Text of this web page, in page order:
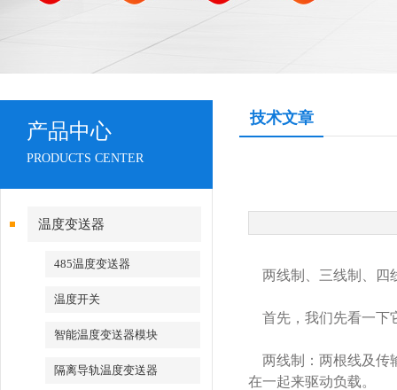
产品中心
PRODUCTS CENTER
温度变送器
485温度变送器
温度开关
智能温度变送器模块
隔离导轨温度变送器
技术文章
两线制、三线制、四
首先，我们先看一下
两线制：两根线及传
在一起来驱动负载。